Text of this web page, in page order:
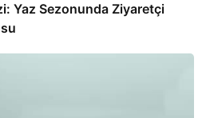
Yaz Sezonunda Ziyaretçi